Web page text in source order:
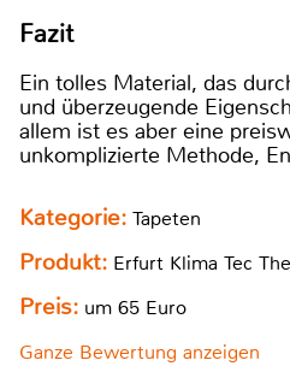
Fazit
Ein tolles Material, das
und überzeugende
allem ist es aber eine
unkomplizierte Methode,
Kategorie: Tapeten
Produkt: Erfurt Klima Tec
Preis: um 65 Euro
Ganze Bewertung anzeigen